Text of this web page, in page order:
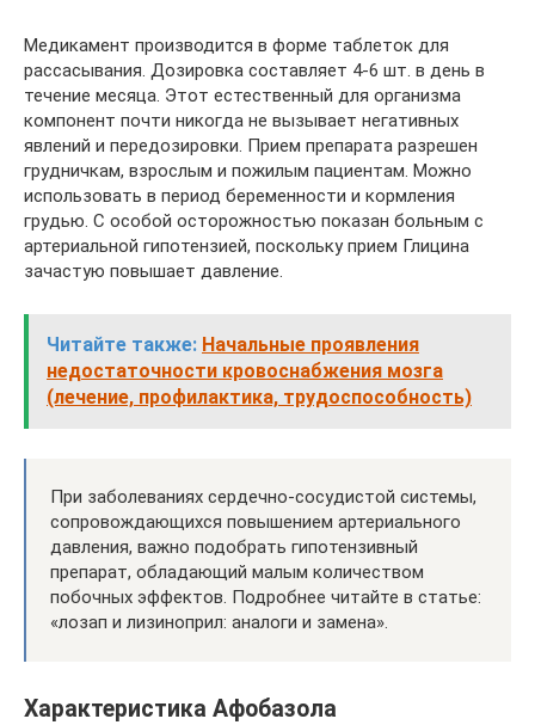
Медикамент производится в форме таблеток для
рассасывания. Дозировка составляет 4-6 шт. в день в
течение месяца. Этот естественный для организма
компонент почти никогда не вызывает негативных
явлений и передозировки. Прием препарата разрешен
грудничкам, взрослым и пожилым пациентам. Можно
использовать в период беременности и кормления
грудью. С особой осторожностью показан больным с
артериальной гипотензией, поскольку прием Глицина
зачастую повышает давление.
Читайте также: Начальные проявления
недостаточности кровоснабжения мозга
(лечение, профилактика, трудоспособность)
При заболеваниях сердечно-сосудистой системы,
сопровождающихся повышением артериального
давления, важно подобрать гипотензивный
препарат, обладающий малым количеством
побочных эффектов. Подробнее читайте в статье:
«лозап и лизиноприл: аналоги и замена».
Характеристика Афобазола